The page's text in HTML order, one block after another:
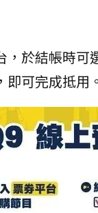
，於結帳時
可完成抵用。